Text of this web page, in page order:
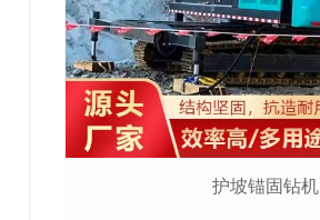
护坡锚固钻机